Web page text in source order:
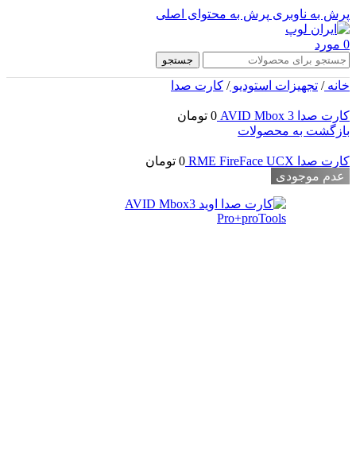
پرش به ناوبری پرش به محتوای اصلی
0 مورد
جستجو
خانه/ تجهیزات استودیو/ کارت صدا
کارت صدا AVID Mbox 3 0 تومان
بازگشت به محصولات
کارت صدا RME FireFace UCX 0 تومان
عدم موجودی